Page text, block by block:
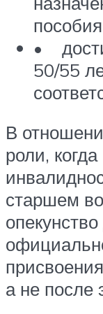
•
50/55
В
роли,
старшем
а не после